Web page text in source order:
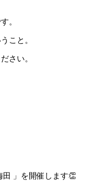
。
こと。
さい。
」を開催します👏​